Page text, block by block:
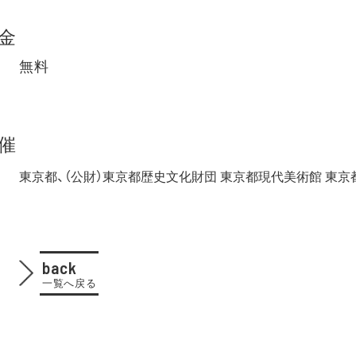
無料
東京都、（公財）東京都歴史文化財団 東京都現代美術館 東
back
一覧へ戻る